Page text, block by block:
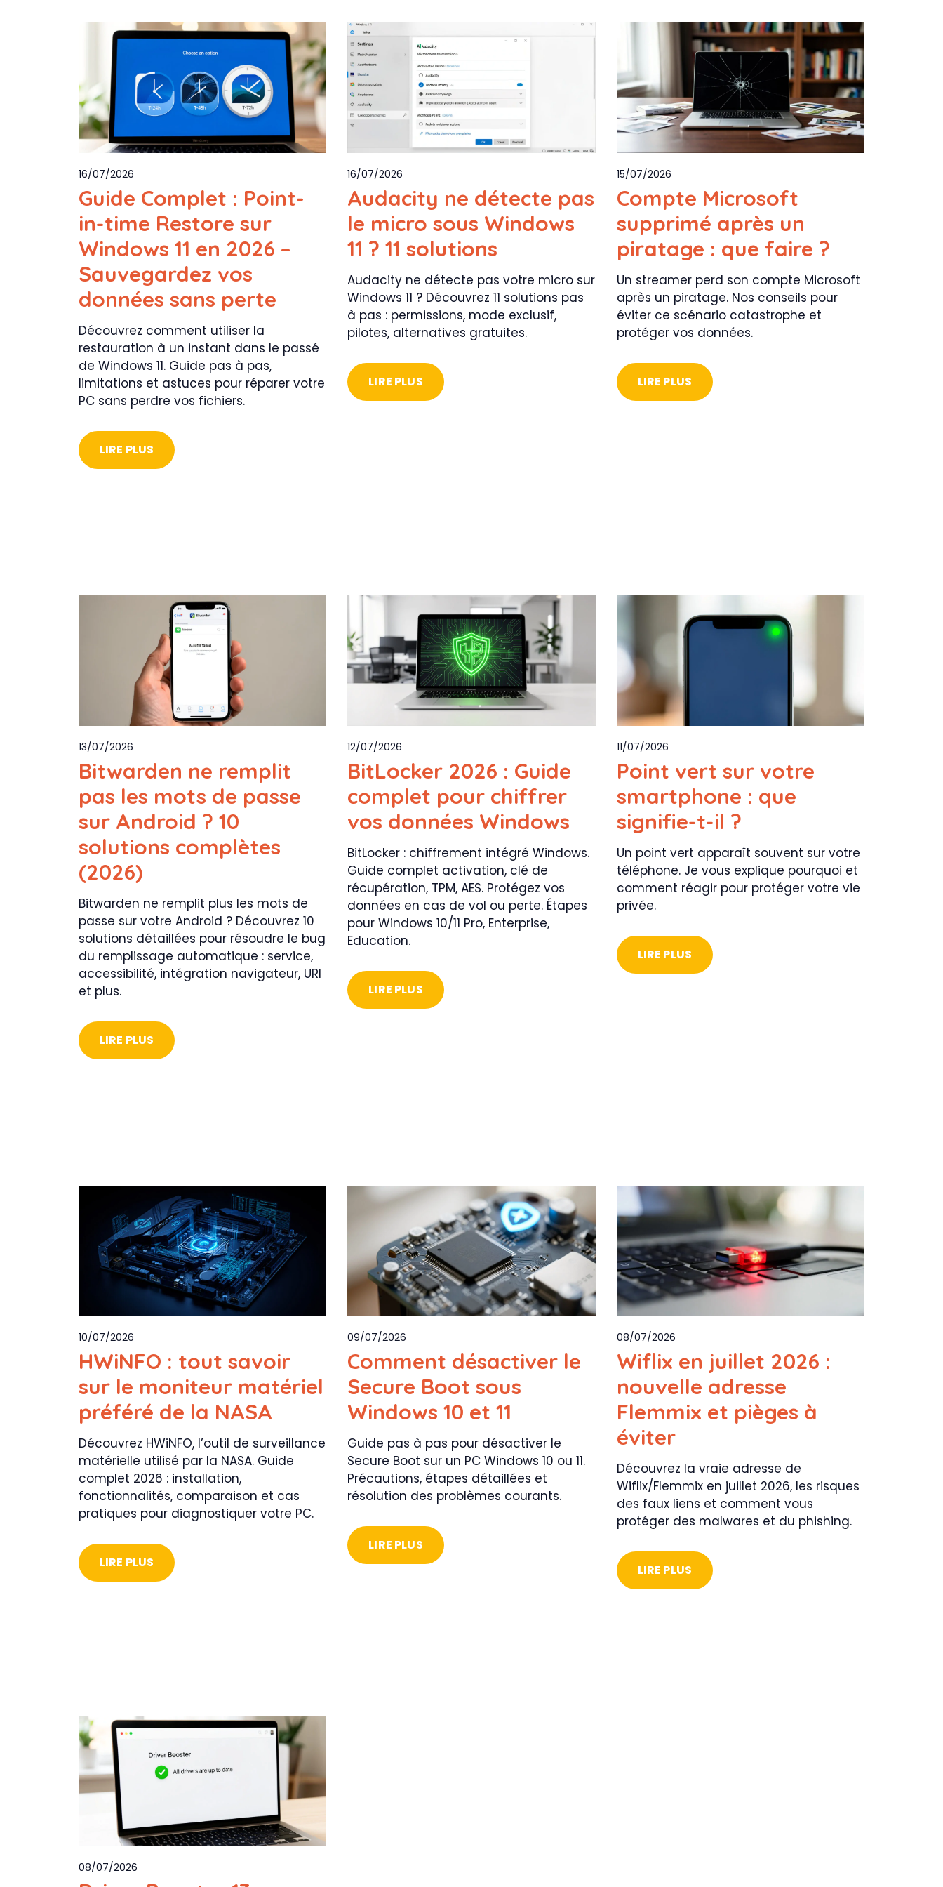
16/07/2026
Guide Complet : Point-
in-time Restore sur
Windows 11 en 2026 –
Sauvegardez vos
données sans perte
Découvrez comment utiliser la
restauration à un instant dans le passé
de Windows 11. Guide pas à pas,
limitations et astuces pour réparer votre
PC sans perdre vos fichiers.
LIRE PLUS
16/07/2026
Audacity ne détecte pas
le micro sous Windows
11 ? 11 solutions
Audacity ne détecte pas votre micro sur
Windows 11 ? Découvrez 11 solutions pas
à pas : permissions, mode exclusif,
pilotes, alternatives gratuites.
LIRE PLUS
15/07/2026
Compte Microsoft
supprimé après un
piratage : que faire ?
Un streamer perd son compte Microsoft
après un piratage. Nos conseils pour
éviter ce scénario catastrophe et
protéger vos données.
LIRE PLUS
13/07/2026
Bitwarden ne remplit
pas les mots de passe
sur Android ? 10
solutions complètes
(2026)
Bitwarden ne remplit plus les mots de
passe sur votre Android ? Découvrez 10
solutions détaillées pour résoudre le bug
du remplissage automatique : service,
accessibilité, intégration navigateur, URI
et plus.
LIRE PLUS
12/07/2026
BitLocker 2026 : Guide
complet pour chiffrer
vos données Windows
BitLocker : chiffrement intégré Windows.
Guide complet activation, clé de
récupération, TPM, AES. Protégez vos
données en cas de vol ou perte. Étapes
pour Windows 10/11 Pro, Enterprise,
Education.
LIRE PLUS
11/07/2026
Point vert sur votre
smartphone : que
signifie-t-il ?
Un point vert apparaît souvent sur votre
téléphone. Je vous explique pourquoi et
comment réagir pour protéger votre vie
privée.
LIRE PLUS
10/07/2026
HWiNFO : tout savoir
sur le moniteur matériel
préféré de la NASA
Découvrez HWiNFO, l’outil de surveillance
matérielle utilisé par la NASA. Guide
complet 2026 : installation,
fonctionnalités, comparaison et cas
pratiques pour diagnostiquer votre PC.
LIRE PLUS
09/07/2026
Comment désactiver le
Secure Boot sous
Windows 10 et 11
Guide pas à pas pour désactiver le
Secure Boot sur un PC Windows 10 ou 11.
Précautions, étapes détaillées et
résolution des problèmes courants.
LIRE PLUS
08/07/2026
Wiflix en juillet 2026 :
nouvelle adresse
Flemmix et pièges à
éviter
Découvrez la vraie adresse de
Wiflix/Flemmix en juillet 2026, les risques
des faux liens et comment vous
protéger des malwares et du phishing.
LIRE PLUS
08/07/2026